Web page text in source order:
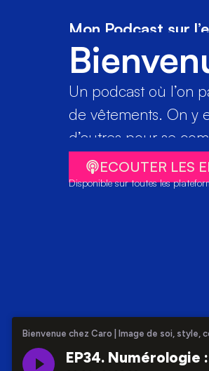
Mon Podcast sur
Un podcast où l’on
de vêtements. On y
d’autres pour se
ECOUTER LES
Disponible sur toutes les